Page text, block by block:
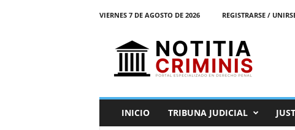
VIERNES 7 DE AGOSTO DE 2026 REGISTRARSE /
INICIO TRIBUNA JUDICIAL